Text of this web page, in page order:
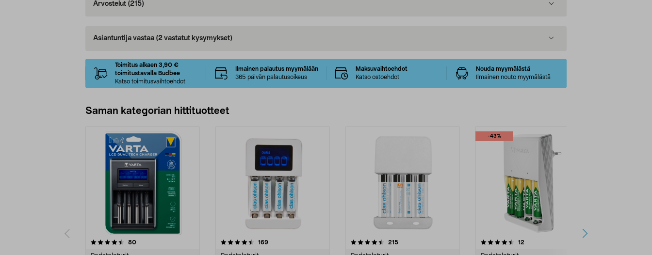
Arvostelut (215)
Asiantuntija vastaa (2 vastatut kysymykset)
Toimitus alkaen 3,90 €
toimitustavalla Budbee
Katso toimitusvaihtoehdot
Ilmainen palautus myymälään
365 päivän palautusoikeus
Maksuvaihtoehdot
Katso ostoehdot
Nouda myymälästä
Ilmainen nouto myymälästä
Saman kategorian hittituotteet
80arvostelut
4.5 viidestä
169arvostelut
4.5 viidestä
215arvostelut
-43%
4.5 viidestä
12
4.5 viidestä